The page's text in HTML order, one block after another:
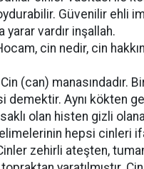
Güvenilir ehli
yarar vardır inşallah.
cin nedir, cin
(can) manasındadır.
demektir. Aynı kökten
olan histen gizli
hepsi cinleri
zehirli ateşten,